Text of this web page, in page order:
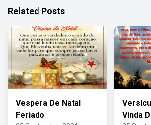
Related Posts
Vespera De Natal
Feriado
Vinda